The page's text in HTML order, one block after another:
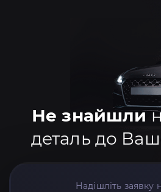
Не знайшли
деталь до
Надішліть заявку